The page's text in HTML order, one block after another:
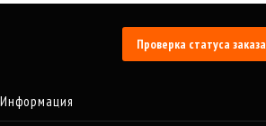
Проверка статуса заказа
Информация